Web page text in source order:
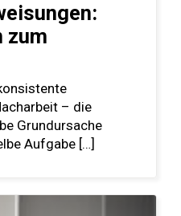
zum
– die
Grundursache
Aufgabe […]